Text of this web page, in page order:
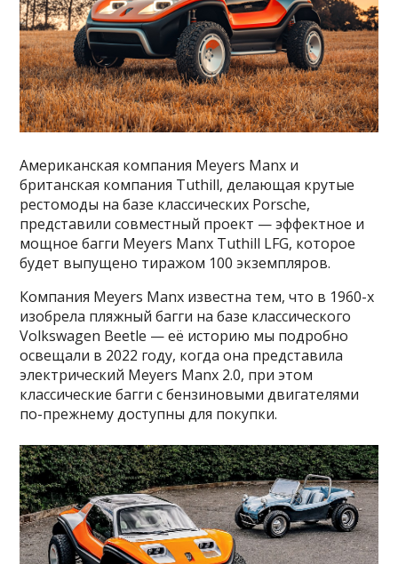
Американская компания Meyers Manx и
британская компания Tuthill, делающая крутые
рестомоды на базе классических Porsche,
представили совместный проект — эффектное и
мощное багги Meyers Manx Tuthill LFG, которое
будет выпущено тиражом 100 экземпляров.
Компания Meyers Manx известна тем, что в 1960-х
изобрела пляжный багги на базе классического
Volkswagen Beetle — её историю мы подробно
освещали в 2022 году, когда она представила
электрический Meyers Manx 2.0, при этом
классические багги с бензиновыми двигателями
по-прежнему доступны для покупки.